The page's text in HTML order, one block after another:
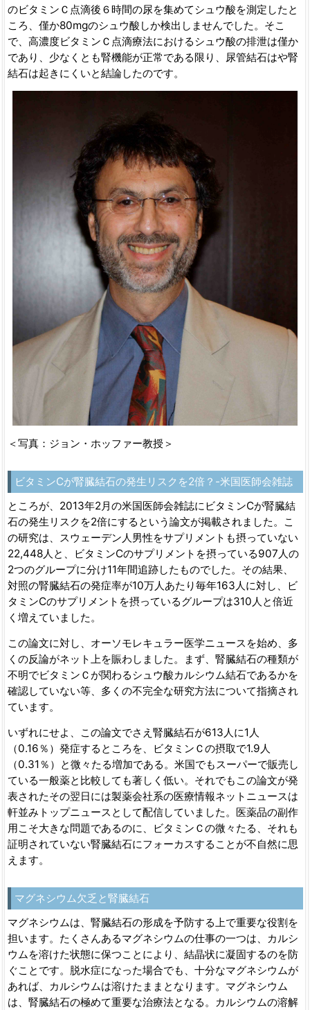
のビタミンＣ点滴後６時間の尿を集めてシュウ酸を測定したと
ころ、僅か80mgのシュウ酸しか検出しませんでした。そこ
で、高濃度ビタミンＣ点滴療法におけるシュウ酸の排泄は僅か
であり、少なくとも腎機能が正常である限り、尿管結石はや腎
結石は起きにくいと結論したのです。
＜写真：ジョン・ホッファー教授＞
ビタミンCが腎臓結石の発生リスクを2倍？-米国医師会雑誌
ところが、2013年2月の米国医師会雑誌にビタミンCが腎臓結
石の発生リスクを2倍にするという論文が掲載されました。こ
の研究は、スウェーデン人男性をサプリメントも摂っていない
22,448人と、ビタミンCのサプリメントを摂っている907人の
2つのグループに分け11年間追跡したものでした。その結果、
対照の腎臓結石の発症率が10万人あたり毎年163人に対し、ビ
タミンCのサプリメントを摂っているグループは310人と倍近
く増えていました。
この論文に対し、オーソモレキュラー医学ニュースを始め、多
くの反論がネット上を賑わしました。まず、腎臓結石の種類が
不明でビタミンＣが関わるシュウ酸カルシウム結石であるかを
確認していない等、多くの不完全な研究方法について指摘され
ています。
いずれにせよ、この論文でさえ腎臓結石が613人に1人
（0.16％）発症するところを、ビタミンＣの摂取で1.9人
（0.31％）と微々たる増加である。米国でもスーパーで販売し
ている一般薬と比較しても著しく低い。それでもこの論文が発
表されたその翌日には製薬会社系の医療情報ネットニュースは
軒並みトップニュースとして配信していました。医薬品の副作
用こそ大きな問題であるのに、ビタミンＣの微々たる、それも
証明されていない腎臓結石にフォーカスすることが不自然に思
えます。
マグネシウム欠乏と腎臓結石
マグネシウムは、腎臓結石の形成を予防する上で重要な役割を
担います。たくさんあるマグネシウムの仕事の一つは、カルシ
ウムを溶けた状態に保つことにより、結晶状に凝固するのを防
ぐことです。脱水症になった場合でも、十分なマグネシウムが
あれば、カルシウムは溶けたままとなります。マグネシウム
は、腎臓結石の極めて重要な治療法となる。カルシウムの溶解